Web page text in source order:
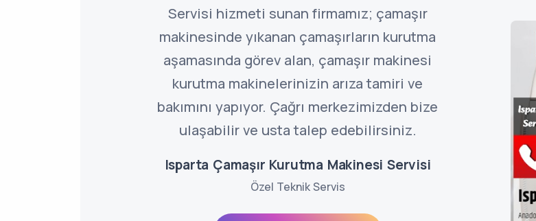
Servisi hizmeti sunan firmamız; çamaşır
makinesinde yıkanan çamaşırların kurutma
aşamasında görev alan, çamaşır makinesi
kurutma makinelerinizin arıza tamiri ve
bakımını yapıyor. Çağrı merkezimizden bize
ulaşabilir ve usta talep edebilirsiniz.
Isparta Çamaşır Kurutma Makinesi Servisi
Özel Teknik Servis